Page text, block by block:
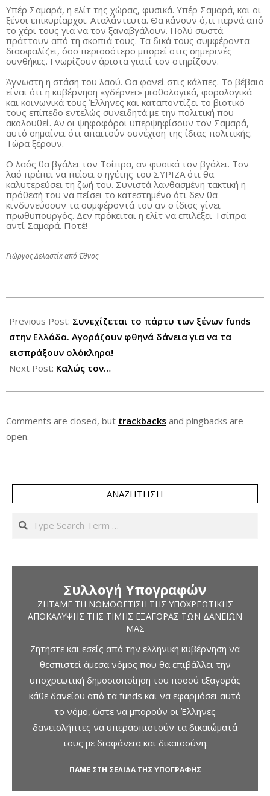
Υπέρ Σαμαρά, η ελίτ της χώρας, φυσικά. Υπέρ Σαμαρά, και οι
ξένοι επικυρίαρχοι. Αταλάντευτα. Θα κάνουν ό,τι περνά από
το χέρι τους για να τον ξαναβγάλουν. Πολύ σωστά
πράττουν από τη σκοπιά τους. Τα δικά τους συμφέροντα
διασφαλίζει, όσο περισσότερο μπορεί στις σημερινές
συνθήκες. Γνωρίζουν άριστα γιατί τον στηρίζουν.
Άγνωστη η στάση του λαού. Θα φανεί στις κάλπες. Το βέβαιο
είναι ότι η κυβέρνηση «γδέρνει» μισθολογικά, φορολογικά
και κοινωνικά τους Έλληνες και καταποντίζει το βιοτικό
τους επίπεδο εντελώς συνειδητά με την πολιτική που
ακολουθεί. Αν οι ψηφοφόροι υπερψηφίσουν τον Σαμαρά,
αυτό σημαίνει ότι απαιτούν συνέχιση της ίδιας πολιτικής.
Τώρα ξέρουν.
Ο λαός θα βγάλει τον Τσίπρα, αν φυσικά τον βγάλει. Τον
λαό πρέπει να πείσει ο ηγέτης του ΣΥΡΙΖΑ ότι θα
καλυτερεύσει τη ζωή του. Συνιστά λανθασμένη τακτική η
πρόθεσή του να πείσει το κατεστημένο ότι δεν θα
κινδυνεύσουν τα συμφέροντά του αν ο ίδιος γίνει
πρωθυπουργός. Δεν πρόκειται η ελίτ να επιλέξει Τσίπρα
αντί Σαμαρά. Ποτέ!
Γιώργος Δελαστίκ από Έθνος
07-
15
Previous Post: Συνεχίζεται το πάρτυ των ξένων funds
στην Ελλάδα. Αγοράζουν φθηνά δάνεια για να τα
εισπράξουν ολόκληρα!
Next Post: Καλώς τον…
Comments are closed, but trackbacks and pingbacks are
open.
ΑΝΑΖΉΤΗΣΗ
Search
Συλλογή Υπογραφών
ΖΗΤΆΜΕ ΤΗ ΝΟΜΟΘΈΤΙΣΗ ΤΗΣ ΥΠΟΧΡΕΩΤΙΚΉΣ
ΑΠΟΚΆΛΥΨΗΣ ΤΗΣ ΤΙΜΉΣ ΕΞΑΓΟΡΆΣ ΤΩΝ ΔΑΝΕΊΩΝ
ΜΑΣ
Ζητήστε και εσείς από την ελληνική κυβέρνηση να
θεσπιστεί άμεσα νόμος που θα επιβάλλει την
υποχρεωτική δημοσιοποίηση του ποσού εξαγοράς
κάθε δανείου από τα funds και να εφαρμόσει αυτό
το νόμο, ώστε να μπορούν οι Έλληνες
δανειολήπτες να υπερασπιστούν τα δικαιώματά
τους με διαφάνεια και δικαιοσύνη.
ΠΑΜΕ ΣΤΗ ΣΕΛΙΔΑ ΤΗΣ ΥΠΟΓΡΑΦΗΣ